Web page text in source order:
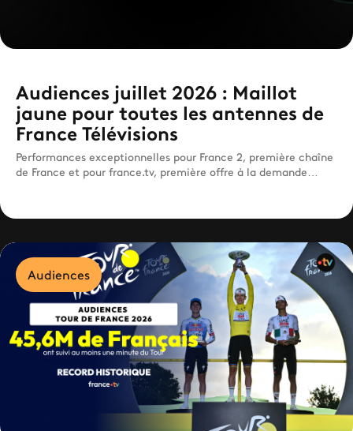
Audiences juillet 2026 : Maillot
jaune pour toutes les antennes de
France Télévisions
Performances exceptionnelles pour France 2, première chaîne
de France et pour france.tv, première offre à la demande
Audiences